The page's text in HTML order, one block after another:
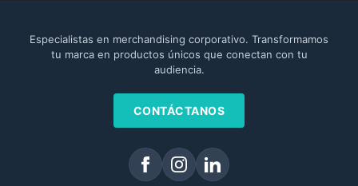
Especialistas en merchandising corporativo. Transformamos
tu marca en productos únicos que conectan con tu
audiencia.
CONTÁCTANOS